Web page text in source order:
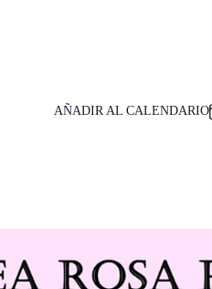
AÑADIR AL CALENDARIO